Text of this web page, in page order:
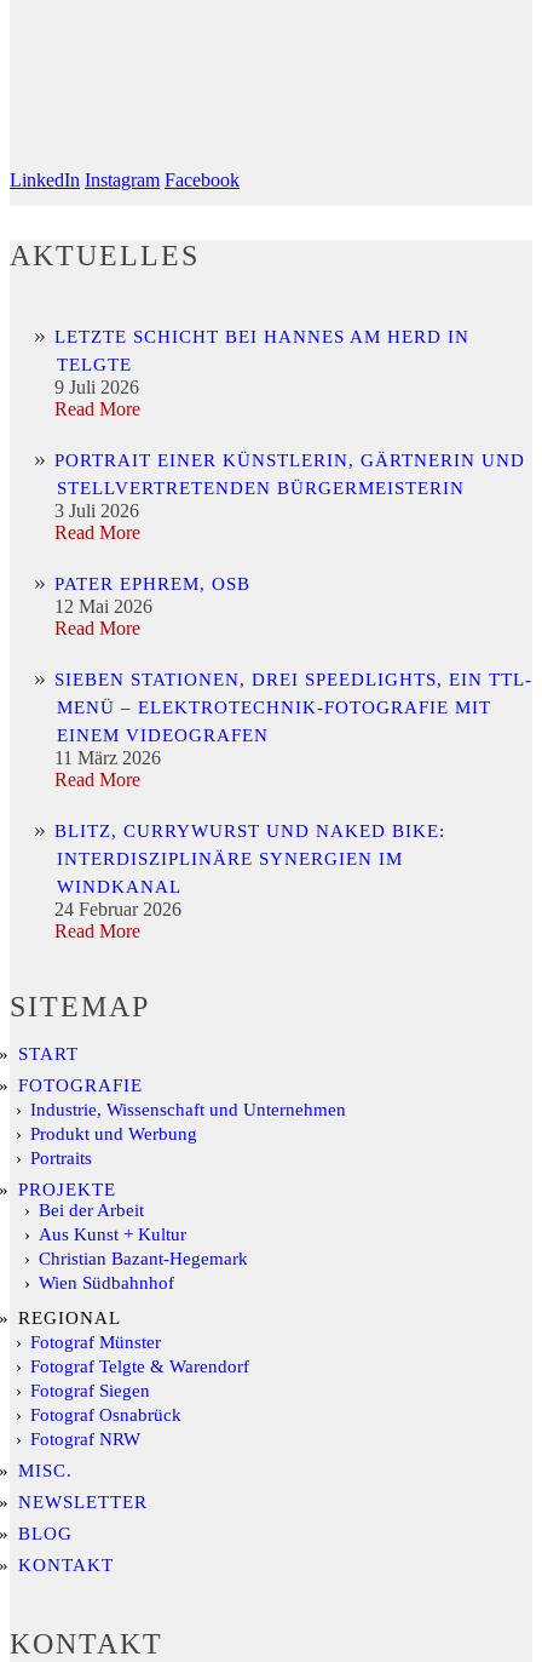
LinkedIn Instagram Facebook
AKTUELLES
LETZTE SCHICHT BEI HANNES AM HERD IN
TELGTE
9 Juli 2026
Read More
PORTRAIT EINER KÜNSTLERIN, GÄRTNERIN UND
STELLVERTRETENDEN BÜRGERMEISTERIN
3 Juli 2026
Read More
PATER EPHREM, OSB
12 Mai 2026
Read More
SIEBEN STATIONEN, DREI SPEEDLIGHTS, EIN TTL-
MENÜ – ELEKTROTECHNIK-FOTOGRAFIE MIT
EINEM VIDEOGRAFEN
11 März 2026
Read More
BLITZ, CURRYWURST UND NAKED BIKE:
INTERDISZIPLINÄRE SYNERGIEN IM
WINDKANAL
24 Februar 2026
Read More
SITEMAP
START
FOTOGRAFIE
Industrie, Wissenschaft und Unternehmen
Produkt und Werbung
Portraits
PROJEKTE
Bei der Arbeit
Aus Kunst + Kultur
Christian Bazant-Hegemark
Wien Südbahnhof
REGIONAL
Fotograf Münster
Fotograf Telgte & Warendorf
Fotograf Siegen
Fotograf Osnabrück
Fotograf NRW
MISC.
NEWSLETTER
BLOG
KONTAKT
KONTAKT